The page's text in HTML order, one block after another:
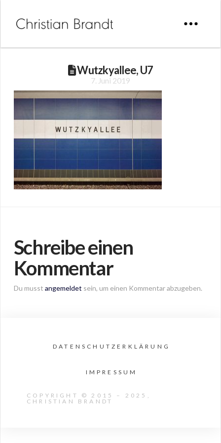
Wutzkyallee, U7
7. Juni 2019
Schreibe einen
Kommentar
Du musst angemeldet sein, um einen Kommentar abzugeben.
DATENSCHUTZERKLÄRUNG
IMPRESSUM
COPYRIGHT © 2015 – 2025,
CHRISTIAN BRANDT